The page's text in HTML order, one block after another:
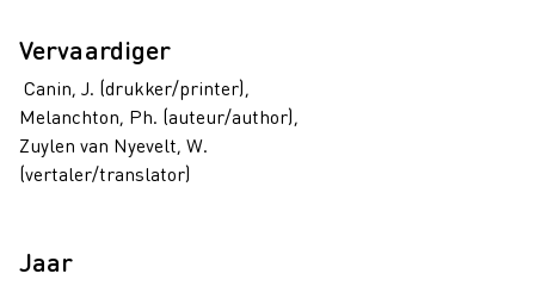
Vervaardiger
Canin, J. (drukker/printer),
Melanchton, Ph. (auteur/author),
Zuylen van Nyevelt, W.
(vertaler/translator)
Jaar